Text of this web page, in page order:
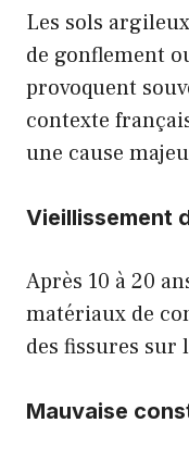
Les sols
de gonflement
provoquent
contexte
une cause
Vieillissement
Après 10 à 20
matériaux de
des fissures sur
Mauvaise